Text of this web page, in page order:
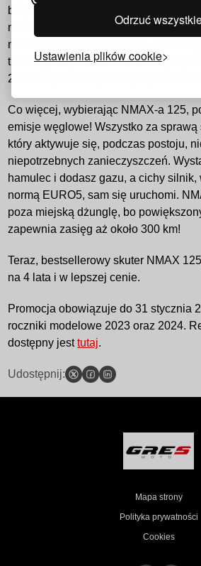
Odrzuć
Ustawienia plików cookie
bezpieczeństwo. Tu NMAX 125
niezawodny. System TCS dodaje
nierównych nawierzchniach, jak
tramwajowe, a układ hamulcowy z
230 mm gwarantuje dużą siłę
Co więcej, wybierając NMAX-a 125,
emisje węglowe! Wszystko za sprawą
który aktywuje się, podczas postoju,
niepotrzebnych zanieczyszczeń.
hamulec i dodasz gazu, a cichy
normą EURO5, sam się uruchomi.
poza miejską dżunglę, bo
zapewnia zasięg aż około 300 km!
Teraz, bestsellerowy skuter NMAX
na 4 lata i w lepszej cenie.
Promocja obowiązuje do 31 stycznia
roczniki modelowe 2023 oraz 2024.
dostępny jesttutaj.
Udostępnij:
Mapa strony
Polityka prywatności
Cookies